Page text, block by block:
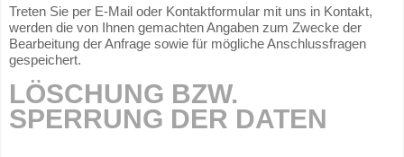
Treten Sie per E-Mail oder Kontaktformular mit uns in Kontakt,
werden die von Ihnen gemachten Angaben zum Zwecke der
Bearbeitung der Anfrage sowie für mögliche Anschlussfragen
gespeichert.
LÖSCHUNG BZW.
SPERRUNG DER DATEN